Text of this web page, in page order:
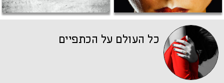
כל העולם על הכתפיים